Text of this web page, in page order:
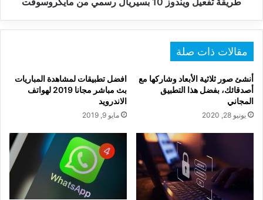
مقالات ذات صلة
أنشئ صور ثلاثية الأبعاد وشاركها مع
أصدقائك، بفضل هذا التطبيق
المجاني
يونيو 28, 2020
افضل تطبيقات لمشاهدة المباريات
بث مباشر مجانا 2019 لهواتف
الاندرويد
مايو 9, 2019